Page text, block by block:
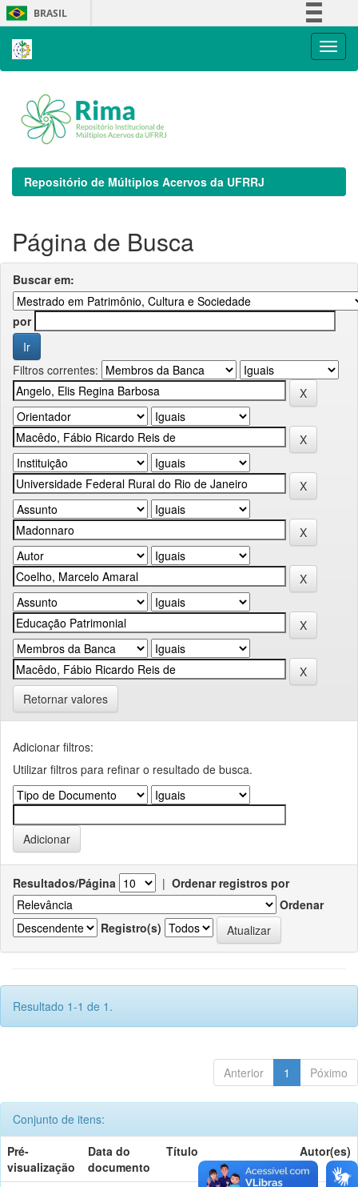
Skip
navigation
BRASIL
Repositório de Múltiplos Acervos da UFRRJ
Página de Busca
Buscar em:
por
Filtros correntes:
Retornar valores
Adicionar filtros:
Utilizar filtros para refinar o resultado de busca.
Resultados/Página | Ordenar registros por
Ordenar
Registro(s)
Resultado 1-1 de 1.
Anterior 1 Póximo
Conjunto de itens:
Pré-
visualização
Data do
documento
Título Autor(es)